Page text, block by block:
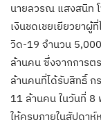
นายลวรณ แสงสนิท
เงินชดเชยเยียวยาผู้
วิด-19 จำนวน
ล้านคน ซึ่งจากการ
ล้านคนที่ได้รับสิทธิ์ ก
11 ล้านคน ในวันที่ 8
ให้ครบภายในสัปดาห์